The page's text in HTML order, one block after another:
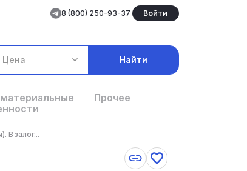
8 (800) 250-93-37 Войти
Цена Найти
Прочее
В залог...